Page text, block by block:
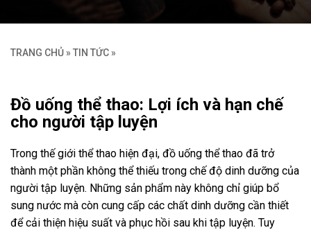
TRANG CHỦ » TIN TỨC »
Đồ uống thể thao: Lợi ích và hạn chế
cho người tập luyện
Trong thế giới thể thao hiện đại, đồ uống thể thao đã trở
thành một phần không thể thiếu trong chế độ dinh dưỡng của
người tập luyện. Những sản phẩm này không chỉ giúp bổ
sung nước mà còn cung cấp các chất dinh dưỡng cần thiết
để cải thiện hiệu suất và phục hồi sau khi tập luyện. Tuy